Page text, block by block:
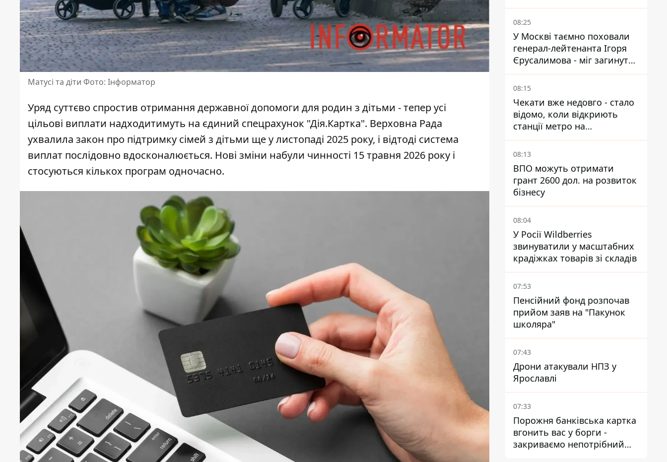
Матусі та діти Фото: Інформатор
Уряд суттєво спростив отримання державної допомоги для родин з дітьми - тепер усі
цільові виплати надходитимуть на єдиний спецрахунок "Дія.Картка". Верховна Рада
ухвалила закон про підтримку сімей з дітьми ще у листопаді 2025 року, і відтоді система
виплат послідовно вдосконалюється. Нові зміни набули чинності 15 травня 2026 року і
стосуються кількох програм одночасно.
08:25
У Москві таємно поховали
генерал-лейтенанта Ігоря
Єрусалимова - міг загинути
від вибуху в ресторані
08:15
Чекати вже недовго - стало
відомо, коли відкриють
станції метро на
Виноградарі
08:13
ВПО можуть отримати
грант 2600 дол. на розвиток
бізнесу
08:04
У Росії Wildberries
звинуватили у масштабних
крадіжках товарів зі складів
07:53
Пенсійний фонд розпочав
прийом заяв на "Пакунок
школяра"
07:43
Дрони атакували НПЗ у
Ярославлі
07:33
Порожня банківська картка
вгонить вас у борги -
закриваємо непотрібний